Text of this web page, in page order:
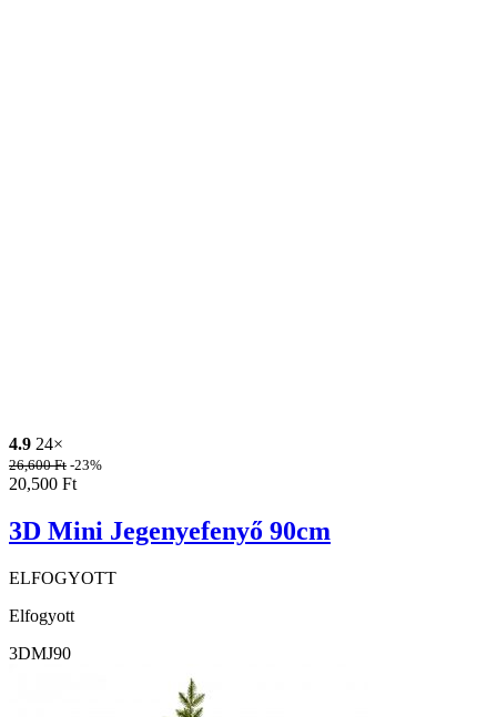
4.9 24×
26,600Ft -23%
20,500 Ft
3D Mini Jegenyefenyő 90cm
ELFOGYOTT
Elfogyott
3DMJ90